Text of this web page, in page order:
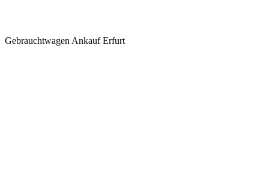
Gebrauchtwagen Ankauf Erfurt